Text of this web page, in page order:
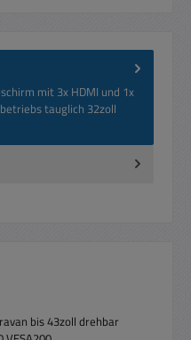
mit 3x HDMI und 1x
tauglich 32zoll